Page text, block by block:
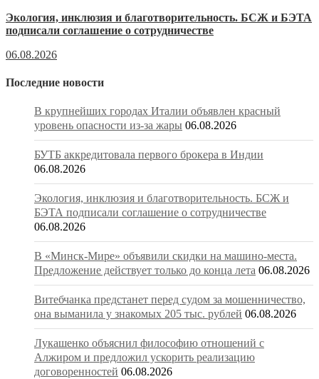
Экология, инклюзия и благотворительность. БСЖ и БЭТА
подписали соглашение о сотрудничестве
06.08.2026
Последние новости
В крупнейших городах Италии объявлен красный
уровень опасности из-за жары 06.08.2026
БУТБ аккредитовала первого брокера в Индии
06.08.2026
Экология, инклюзия и благотворительность. БСЖ и
БЭТА подписали соглашение о сотрудничестве
06.08.2026
В «Минск-Мире» объявили скидки на машино-места.
Предложение действует только до конца лета 06.08.2026
Витебчанка предстанет перед судом за мошенничество,
она выманила у знакомых 205 тыс. рублей 06.08.2026
Лукашенко объяснил философию отношений с
Алжиром и предложил ускорить реализацию
договоренностей 06.08.2026